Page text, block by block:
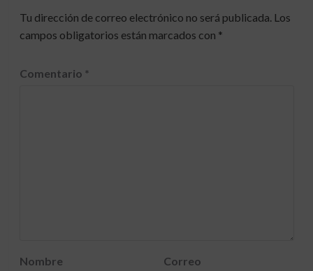
Tu dirección de correo electrónico no será publicada. Los
campos obligatorios están marcados con *
Comentario *
Nombre
Correo